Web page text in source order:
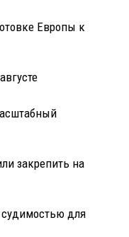
Европы к
закрепить на
для